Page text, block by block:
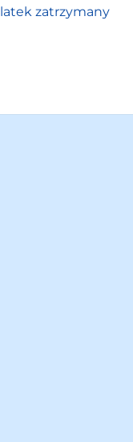
zatrzymany